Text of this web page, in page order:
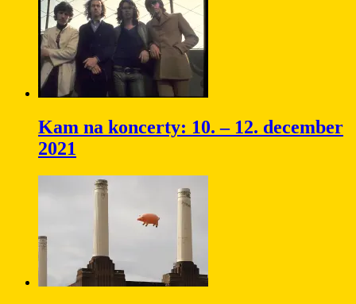
Kam na koncerty: 10. – 12. december
2021